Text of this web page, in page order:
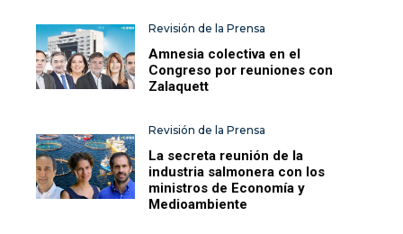
Revisión de la Prensa
Amnesia colectiva en el
Congreso por reuniones con
Zalaquett
Revisión de la Prensa
La secreta reunión de la
industria salmonera con los
ministros de Economía y
Medioambiente